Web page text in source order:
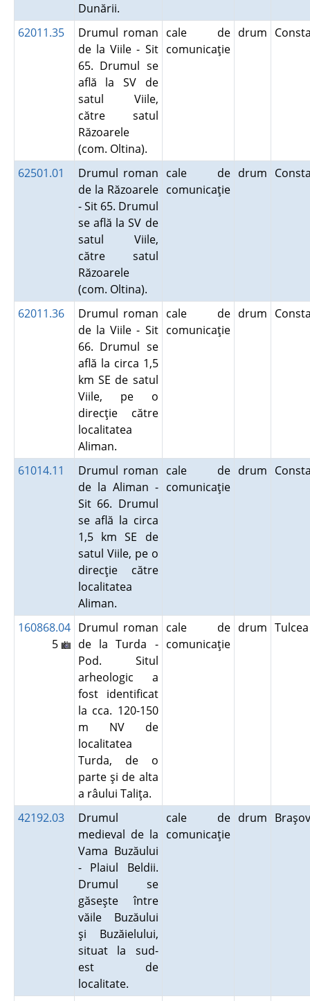
Dunării.
62011.35
Drumul roman
de la Viile - Sit
65. Drumul se
află la SV de
satul Viile,
către satul
Răzoarele
(com. Oltina).
cale de
comunicaţie
drum
62501.01
Drumul roman
de la Răzoarele
- Sit 65. Drumul
se află la SV de
satul Viile,
către satul
Răzoarele
(com. Oltina).
cale de
comunicaţie
drum
62011.36
Drumul roman
de la Viile - Sit
66. Drumul se
află la circa 1,5
km SE de satul
Viile, pe o
direcţie către
localitatea
Aliman.
cale de
comunicaţie
drum
61014.11
Drumul roman
de la Aliman -
Sit 66. Drumul
se află la circa
1,5 km SE de
satul Viile, pe o
direcţie către
localitatea
Aliman.
cale de
comunicaţie
drum
160868.04
5
Drumul roman
de la Turda -
Pod. Situl
arheologic a
fost identificat
la cca. 120-150
m NV de
localitatea
Turda, de o
parte şi de alta
a râului Taliţa.
cale de
comunicaţie
drum
42192.03
Drumul
medieval de la
Vama Buzăului
- Plaiul Beldii.
Drumul se
găseşte între
văile Buzăului
şi Buzăielului,
situat la sud-
est de
localitate.
cale de
comunicaţie
drum